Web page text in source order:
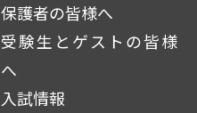
保護者の皆様へ
受験生とゲストの皆様
へ
入試情報